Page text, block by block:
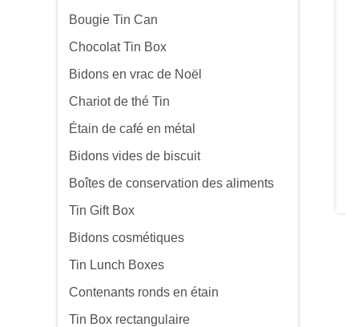
Bougie Tin Can
Chocolat Tin Box
Bidons en vrac de Noël
Chariot de thé Tin
Étain de café en métal
Bidons vides de biscuit
Boîtes de conservation des aliments
Tin Gift Box
Bidons cosmétiques
Tin Lunch Boxes
Contenants ronds en étain
Tin Box rectangulaire